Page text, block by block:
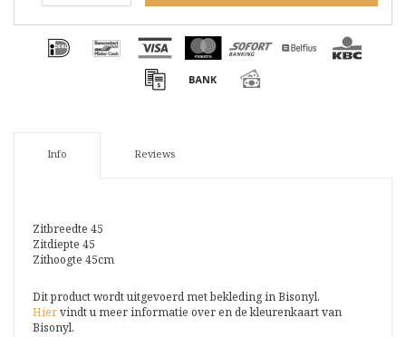
Info Reviews
Zitbreedte 45
Zitdiepte 45
Zithoogte 45cm
Dit product wordt uitgevoerd met bekleding in Bisonyl.
Hiervindt u meer informatie over en de kleurenkaart van
Bisonyl.